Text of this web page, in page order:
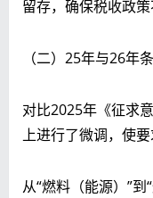
留存，确保税收政策
（二）25年与26年
对比2025年《征求
上进行了微调，使要
从“燃料（能源）”